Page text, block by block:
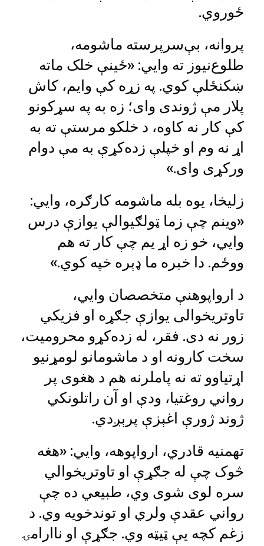
ځوروي.
پروانه، بې‌سرپرسته ماشومه،
طلوع‌نیوز ته وایي: «ځینې خلک ماته
ښکنځلې کوي. په زړه کې وایم، کاش
پلار مې ژوندی وای؛ زه به په سړکونو
کې کار نه کاوه، د خلکو مرستې ته به
اړ نه وم او خپلې زده‌کړې به مې دوام
ورکړی وای.»
زلیخا، یوه بله ماشومه کارګره، وایي:
«وینم چې زما ټولګیوالې یوازې درس
وایي، خو زه اړ یم چې کار ته هم
ووځم. دا خبره ما ډېره خپه کوي.»
د ارواپوهنې متخصصان وایي،
تاوتریخوالی یوازې جګړه او فزیکي
زور نه دی. فقر، له زده‌کړو محرومیت،
سخت کارونه او د ماشومانو لومړنیو
اړتیاوو ته نه پاملرنه هم د هغوی پر
رواني روغتیا، ودې او آن راتلونکي
ژوند ژورې اغېزې پرېږدي.
تهمنیه قادري، ارواپوهه، وایي: «هغه
څوک چې له جګړې او تاوتریخوالي
سره لوی شوی وي، طبیعي ده چې
رواني عقدې ولري او توندخویه وي. د
زغم کچه یې ټیټه وي. جګړې او ناارامۍ